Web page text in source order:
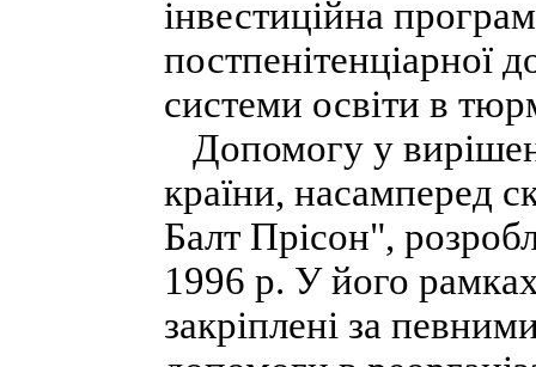
інвестиційна
постпенітенціарної
системи освіти в
Допомогу у
країни, насамперед
Балт Прісон",
1996 р. У його
закріплені за